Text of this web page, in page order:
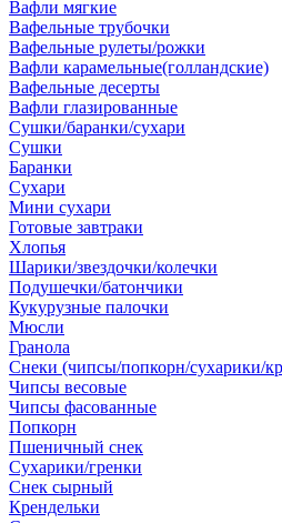
Вафли мягкие
Вафельные трубочки
Вафельные рулеты/рожки
Вафли карамельные(голландские)
Вафельные десерты
Вафли глазированные
Сушки/баранки/сухари
Сушки
Баранки
Сухари
Мини сухари
Готовые завтраки
Хлопья
Шарики/звездочки/колечки
Подушечки/батончики
Кукурузные палочки
Мюсли
Гранола
Снеки (чипсы/попкорн/сухарики/
Чипсы весовые
Чипсы фасованные
Попкорн
Пшеничный снек
Сухарики/гренки
Снек сырный
Крендельки